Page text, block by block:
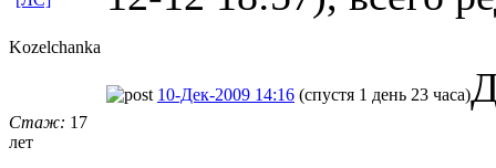
Kozelchanka
Стаж: 17
лет
10-Дек-2009 14:16 (спустя 1 день 23 часа)